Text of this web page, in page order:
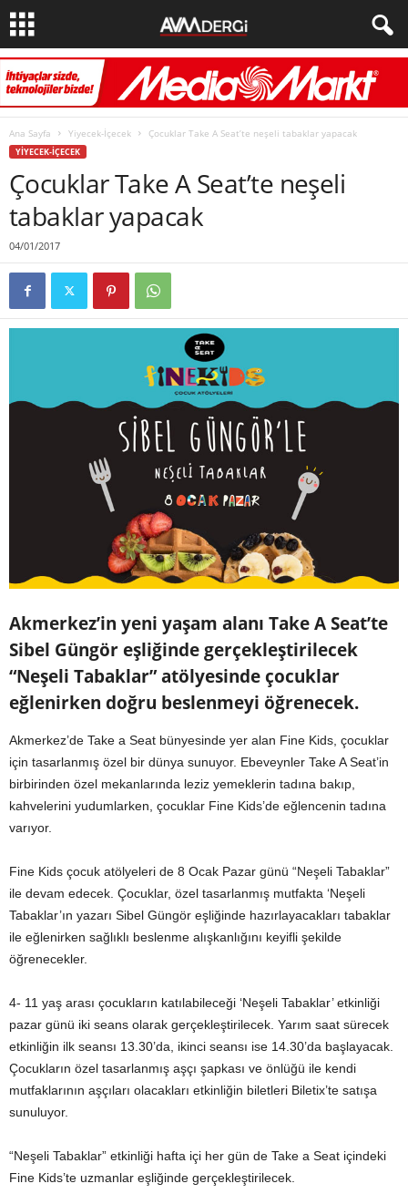
Ana Sayfa Yiyecek-İçecek Çocuklar Take A Seat’te neşeli tabaklar yapacak
YIYECEK-İÇECEK
Çocuklar Take A Seat’te neşeli
tabaklar yapacak
04/01/2017
Akmerkez’in yeni yaşam alanı Take A Seat’te
Sibel Güngör eşliğinde gerçekleştirilecek
“Neşeli Tabaklar” atölyesinde çocuklar
eğlenirken doğru beslenmeyi öğrenecek.
Akmerkez’de Take a Seat bünyesinde yer alan Fine Kids, çocuklar
için tasarlanmış özel bir dünya sunuyor. Ebeveynler Take A Seat’in
birbirinden özel mekanlarında leziz yemeklerin tadına bakıp,
kahvelerini yudumlarken, çocuklar Fine Kids’de eğlencenin tadına
varıyor.
Fine Kids çocuk atölyeleri de 8 Ocak Pazar günü “Neşeli Tabaklar”
ile devam edecek. Çocuklar, özel tasarlanmış mutfakta ‘Neşeli
Tabaklar’ın yazarı Sibel Güngör eşliğinde hazırlayacakları tabaklar
ile eğlenirken sağlıklı beslenme alışkanlığını keyifli şekilde
öğrenecekler.
4- 11 yaş arası çocukların katılabileceği ‘Neşeli Tabaklar’ etkinliği
pazar günü iki seans olarak gerçekleştirilecek. Yarım saat sürecek
etkinliğin ilk seansı 13.30’da, ikinci seansı ise 14.30’da başlayacak.
Çocukların özel tasarlanmış aşçı şapkası ve önlüğü ile kendi
mutfaklarının aşçıları olacakları etkinliğin biletleri Biletix’te satışa
sunuluyor.
“Neşeli Tabaklar” etkinliği hafta içi her gün de Take a Seat içindeki
Fine Kids’te uzmanlar eşliğinde gerçekleştirilecek.